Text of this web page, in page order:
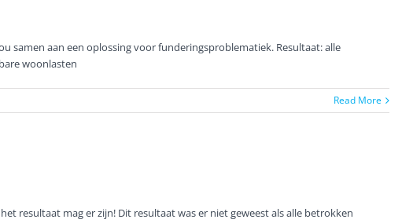
samen aan een oplossing voor funderingsproblematiek. Resultaat: alle
woonlasten
Read More
resultaat mag er zijn! Dit resultaat was er niet geweest als alle betrokken